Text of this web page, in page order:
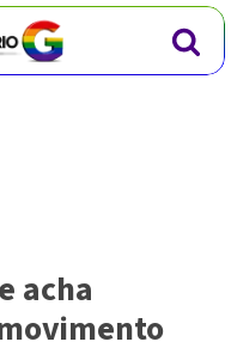
acha